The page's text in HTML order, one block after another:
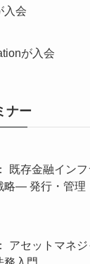
入会
が入会
ナー
既存金融イン
略― 発行・管理
アセットマネ